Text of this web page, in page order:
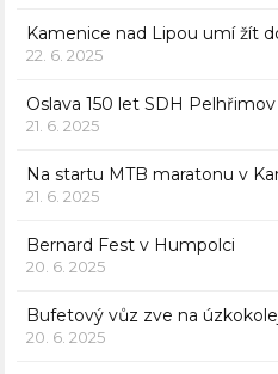
Kamenice nad Lipou umí žít
22. 6. 2025
Oslava 150 let SDH Pelhřimov
21. 6. 2025
Na startu MTB maratonu v
21. 6. 2025
Bernard Fest v Humpolci
20. 6. 2025
Bufetový vůz zve na
20. 6. 2025